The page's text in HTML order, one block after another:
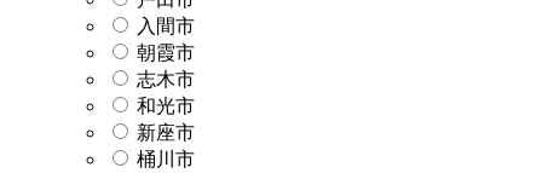
入間市
朝霞市
志木市
和光市
新座市
桶川市